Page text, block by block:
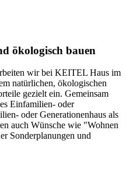
ökologisch bauen
wir bei KEITEL Haus im
natürlichen, ökologischen
gezielt ein. Gemeinsam
Einfamilien- oder
oder Generationenhaus als
auch Wünsche wie "Wohnen
Sonderplanungen und